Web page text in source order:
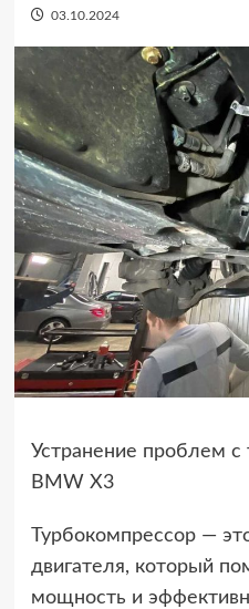
03.10.2024
Устранение проблем
BMW X3
Турбокомпрессор —
двигателя, который
мощность и